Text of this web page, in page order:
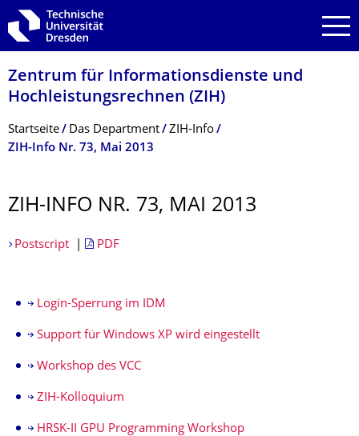
Zur Hauptnavigation springen
Zur Suche springen
Zum Inhalt springen
Zentrum für Informations­dienste und
Hochleistungs­rechnen (ZIH)
Breadcrumb-Menü
Startseite Das Department
ZIH-Info
ZIH-Info Nr. 73, Mai 2013
ZIH-INFO NR. 73, MAI 2013
Postscript| PDF
Login-Sperrung im IDM
Support für Windows XP wird eingestellt
Workshop des VCC
ZIH-Kolloquium
HRSK-II GPU Programming Workshop